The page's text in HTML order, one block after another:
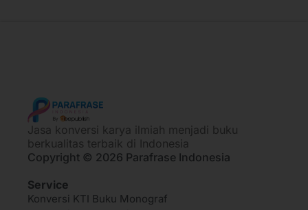
Jasa konversi karya ilmiah menjadi buku
berkualitas terbaik di Indonesia
Copyright © 2026 Parafrase Indonesia
Service
Konversi KTI Buku Monograf